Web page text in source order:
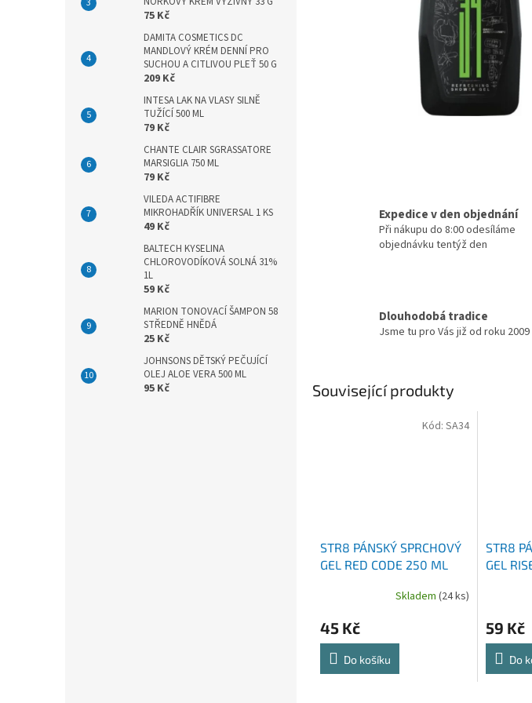
75 Kč
DAMITA COSMETICS DC
MANDLOVÝ KRÉM DENNÍ PRO
SUCHOU A CITLIVOU PLEŤ 50 G
209 Kč
INTESA LAK NA VLASY SILNĚ
TUŽÍCÍ 500 ML
79 Kč
CHANTE CLAIR SGRASSATORE
MARSIGLIA 750 ML
79 Kč
VILEDA ACTIFIBRE
MIKROHADŘÍK UNIVERSAL 1 KS
49 Kč
BALTECH KYSELINA
CHLOROVODÍKOVÁ SOLNÁ 31%
1L
59 Kč
MARION TONOVACÍ ŠAMPON 58
STŘEDNĚ HNĚDÁ
25 Kč
JOHNSONS DĚTSKÝ PEČUJÍCÍ
OLEJ ALOE VERA 500 ML
95 Kč
Expedice v den objednání
Při nákupu do 8:00 odesíláme
objednávku tentýž den
Dlouhodobá tradice
Jsme tu pro Vás již od roku 2009
Související produkty
STR8 PÁNSKÝ SPRCHOVÝ
GEL RED CODE 250 ML
Skladem (24 ks)
45 Kč
Do košíku
Kód: SA34
STR8
GEL
59 Kč
Do